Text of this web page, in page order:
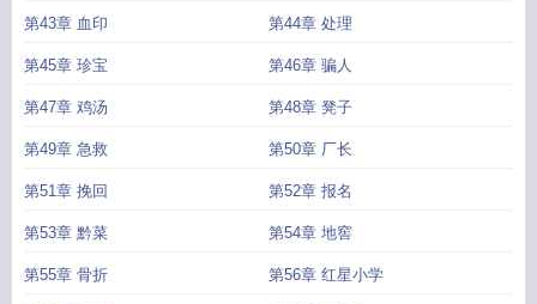
第43章 血印 第44章 处理
第45章 珍宝 第46章 骗人
第47章 鸡汤 第48章 凳子
第49章 急救 第50章 厂长
第51章 挽回 第52章 报名
第53章 黔菜 第54章 地窖
第55章 骨折 第56章 红星小学